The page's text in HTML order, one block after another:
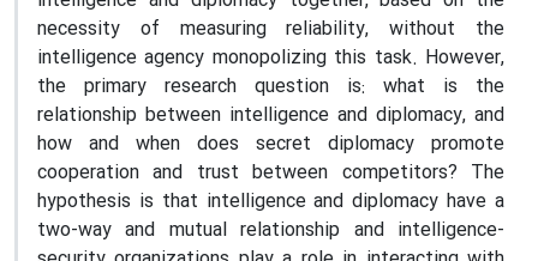
necessity of measuring reliability, without the
intelligence agency monopolizing this task. However,
the primary research question is: what is the
relationship between intelligence and diplomacy, and
how and when does secret diplomacy promote
cooperation and trust between competitors? The
hypothesis is that intelligence and diplomacy have a
two-way and mutual relationship and intelligence-